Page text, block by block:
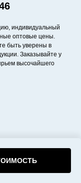
индивидуальный
оптовые цены.
быть уверены в
Заказывайте у
высочайшего